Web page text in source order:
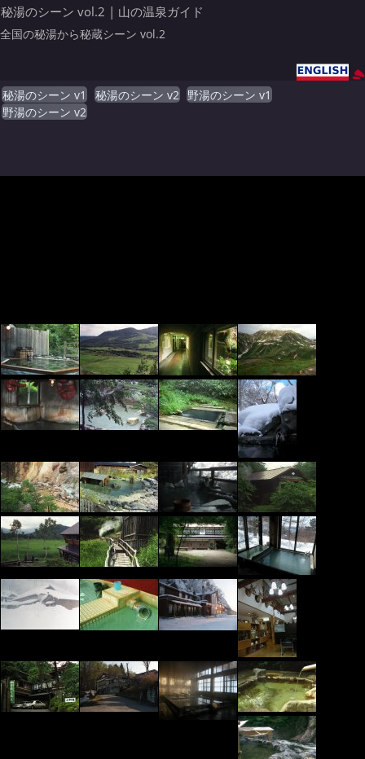
秘湯のシーン vol.2 | 山の温泉ガイド
全国の秘湯から秘蔵シーン vol.2
秘湯のシーン v1 秘湯のシーン v2
野湯のシーン v1
野湯のシーン v2